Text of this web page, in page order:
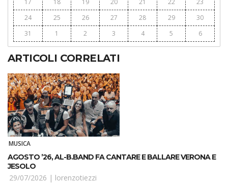
17 18 19 20 21 22
23
24
25 26 27 28 29
30
31
1 2 3 4 5 6
ARTICOLI CORRELATI
MUSICA
AGOSTO ’26, AL-B.BAND FA CANTARE E BALLARE VERONA E
JESOLO
29/07/2026 | lorenzotiezzi